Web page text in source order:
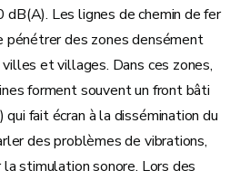
dB(A). Les lignes de chemin de fer
des zones densément
et villages. Dans ces zones,
forment souvent un front bâti
fait écran à la dissémination du
des problèmes de vibrations,
stimulation sonore. Lors des